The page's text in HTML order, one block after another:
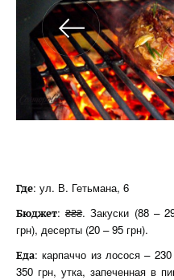
Где: ул. В. Гетьмана, 6
Бюджет: ₴₴₴. Закуски (88 –
грн), десерты (20 – 95 грн).
Еда: карпаччо из лосося –
350 грн, утка, запеченная в